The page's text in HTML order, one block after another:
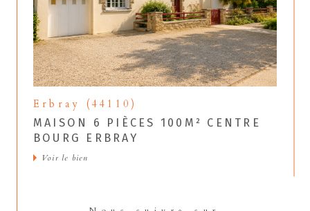
Erbray (44110)
MAISON 6 PIÈCES 100M² CENTRE
BOURG ERBRAY
Voir le bien